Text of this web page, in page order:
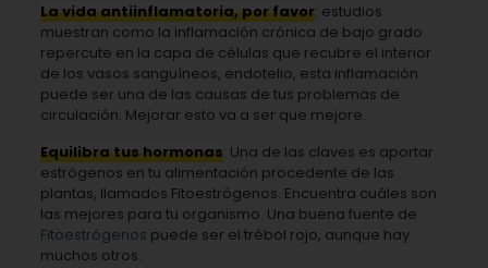
La vida antiinflamatoria, por favor: estudios
muestran como la inflamación crónica de bajo grado
repercute en la capa de células que recubre el interior
de los vasos sanguíneos, endotelio, esta inflamación
puede ser una de las causas de tus problemas de
circulación. Mejorar esto va a ser que mejore.
Equilibra tus hormonas: Una de las claves es aportar
estrógenos en tu alimentación procedente de las
plantas, llamados Fitoestrógenos. Encuentra cuáles son
las mejores para tu organismo. Una buena fuente de
Fitoestrógenos puede ser el trébol rojo, aunque hay
muchos otros.